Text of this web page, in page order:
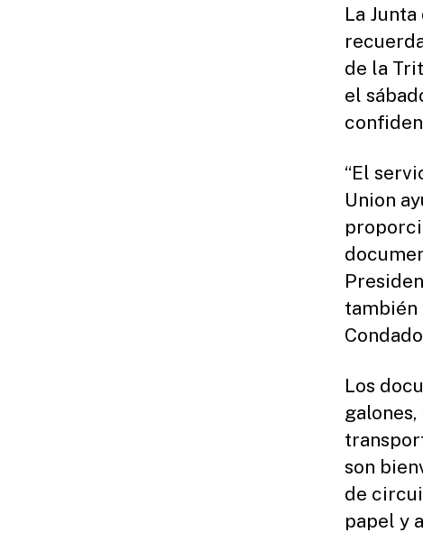
La
de la
el
“El
Union
también
Los
son
de
papel y